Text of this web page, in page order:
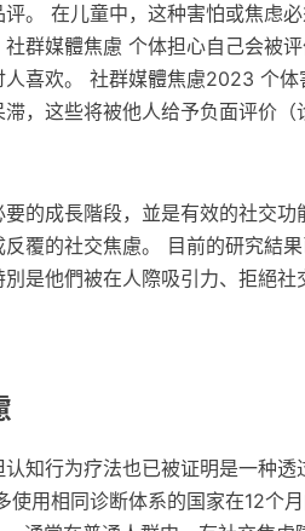
。 在儿童中，这种害怕或焦虑
群媒體焦慮 个体担心自己会被评
喜欢。 社群媒體焦慮2023 个体
，这些将被他人给予负面评价（
的成長階段，並是有效的社交功
覆的社交焦慮。 目前的研究結
是他們被在人際吸引力、拒絕社
知行为疗法也已被证明是一种透
用相同诊断体系的国家在12个